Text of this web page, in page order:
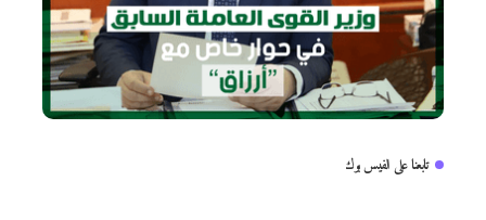
تابعنا على الفيس بوك